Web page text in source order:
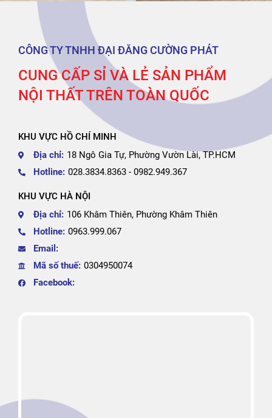
CÔNG TY TNHH ĐẠI ĐĂNG CƯỜNG PHÁT
CUNG CẤP SỈ VÀ LẺ SẢN PHẨM
NỘI THẤT TRÊN TOÀN QUỐC
KHU VỰC HỒ CHÍ MINH
Địa chỉ: 18 Ngô Gia Tự, Phường Vườn Lài, TP.HCM
Hotline: 028.3834.8363 - 0982.949.367
KHU VỰC HÀ NỘI
Địa chỉ: 106 Khâm Thiên, Phường Khâm Thiên
Hotline: 0963.999.067
Email:
Mã số thuế: 0304950074
Facebook: